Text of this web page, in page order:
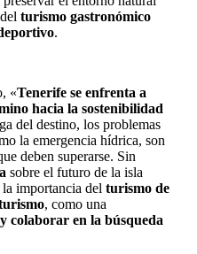
turismo gastronómico
.
«Tenerife se enfrenta a
hacia la sostenibilidad
del destino, los problemas
la emergencia hídrica, son
deben superarse. Sin
sobre el futuro de la isla
importancia del turismo de
, como una
colaborar en la búsqueda